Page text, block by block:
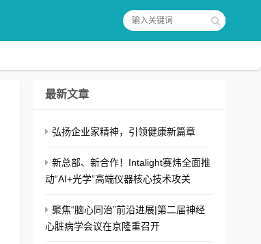
最新文章
弘扬企业家精神，引领健康新篇章
新总部、新合作！Intalight赛炜全面推
动“AI+光学”高端仪器核心技术攻关
聚焦“脑心同治”前沿进展|第二届神经
心脏病学会议在京隆重召开